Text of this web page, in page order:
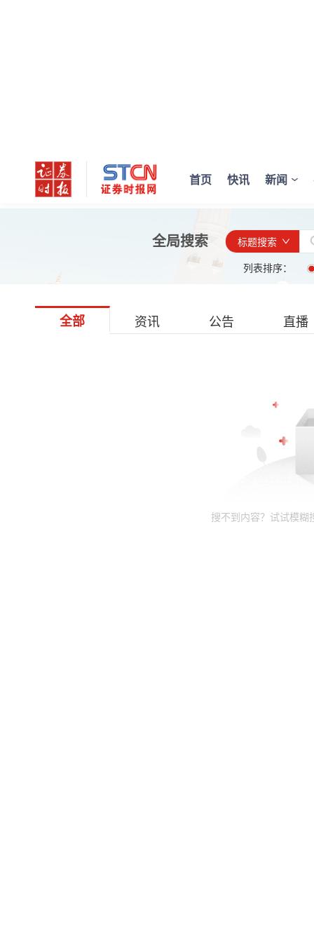
首页 快讯 新闻
全局搜索
标题搜索
列表排序：
全部 资讯 公告 直播
搜不到内容？试试模糊